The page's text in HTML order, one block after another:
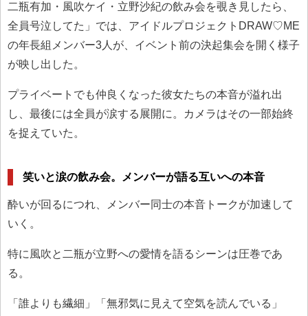
二瓶有加・風吹ケイ・立野沙紀の飲み会を覗き見したら、
全員号泣してた」では、アイドルプロジェクトDRAW♡ME
の年長組メンバー3人が、イベント前の決起集会を開く様子
が映し出した。
プライベートでも仲良くなった彼女たちの本音が溢れ出
し、最後には全員が涙する展開に。カメラはその一部始終
を捉えていた。
笑いと涙の飲み会。メンバーが語る互いへの本音
酔いが回るにつれ、メンバー同士の本音トークが加速して
いく。
特に風吹と二瓶が立野への愛情を語るシーンは圧巻であ
る。
「誰よりも繊細」「無邪気に見えて空気を読んでいる」